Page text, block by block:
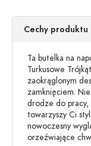
Cechy produktu
Ta butelka na
Turkusowe
zaokrąglonym
zamknięciem.
drodze do pracy,
towarzyszy Ci
nowoczesny
orzeźwiające